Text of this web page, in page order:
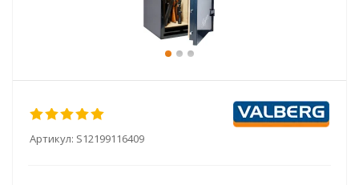
Артикул: S12199116409